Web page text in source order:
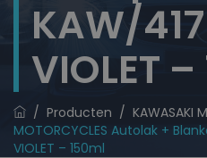
KAW/417
VIOLET
/ Producten / KAWASAKI
MOTORCYCLES Autolak +
VIOLET – 150ml